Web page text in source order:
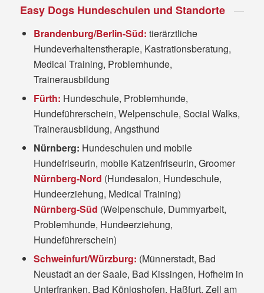
Easy Dogs Hundeschulen und Standorte
Brandenburg/Berlin-Süd: tierärztliche
Hundeverhaltenstherapie, Kastrationsberatung,
Medical Training, Problemhunde,
Trainerausbildung
Fürth: Hundeschule, Problemhunde,
Hundeführerschein, Welpenschule, Social Walks,
Trainerausbildung, Angsthund
Nürnberg: Hundeschulen und mobile
Hundefriseurin, mobile Katzenfriseurin, Groomer
Nürnberg-Nord (Hundesalon, Hundeschule,
Hundeerziehung, Medical Training)
Nürnberg-Süd (Welpenschule, Dummyarbeit,
Problemhunde, Hundeerziehung,
Hundeführerschein)
Schweinfurt/Würzburg: (Münnerstadt, Bad
Neustadt an der Saale, Bad Kissingen, Hofheim in
Unterfranken, Bad Königshofen, Haßfurt, Zell am